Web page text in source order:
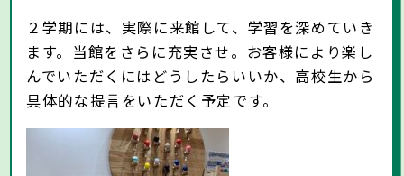
２学期には、実際に来館して、学習を深めていき
ます。当館をさらに充実させ。お客様により楽し
んでいただくにはどうしたらいいか、高校生から
具体的な提言をいただく予定です。